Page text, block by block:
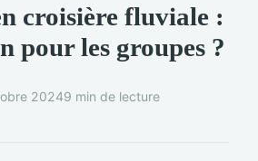
croisière fluviale :
pour les groupes ?
20249 min de lecture